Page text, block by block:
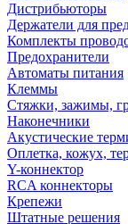
Дистрибьюторы
Держатели для
Комплекты
Предохранители
Автоматы питания
Клеммы
Стяжки, зажимы,
Наконечники
Акустические
Оплетка, кожух,
Y-коннектор
RCA коннекторы
Крепежи
Штатные решения